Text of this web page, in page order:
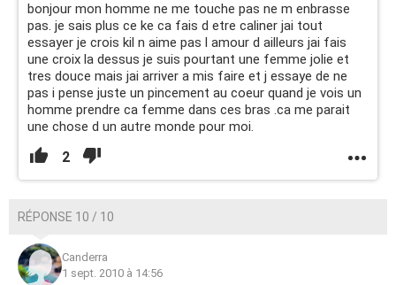
bonjour mon homme ne me touche pas ne m enbrasse
pas. je sais plus ce ke ca fais d etre caliner jai tout
essayer je crois kil n aime pas l amour d ailleurs jai fais
une croix la dessus je suis pourtant une femme jolie et
tres douce mais jai arriver a mis faire et j essaye de ne
pas i pense juste un pincement au coeur quand je vois un
homme prendre ca femme dans ces bras .ca me parait
une chose d un autre monde pour moi.
2
RÉPONSE 10 / 10
Canderra
1 sept. 2010 à 14:56